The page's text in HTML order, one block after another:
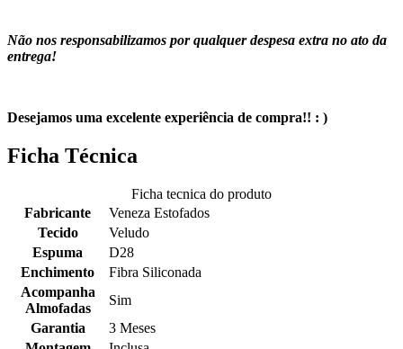
Não nos responsabilizamos por qualquer despesa extra no ato da
entrega!
Desejamos uma excelente experiência de compra!! : )
Ficha Técnica
Ficha tecnica do produto
Fabricante
Veneza Estofados
Tecido
Veludo
Espuma
D28
Enchimento
Fibra Siliconada
Acompanha
Almofadas
Sim
Garantia
3 Meses